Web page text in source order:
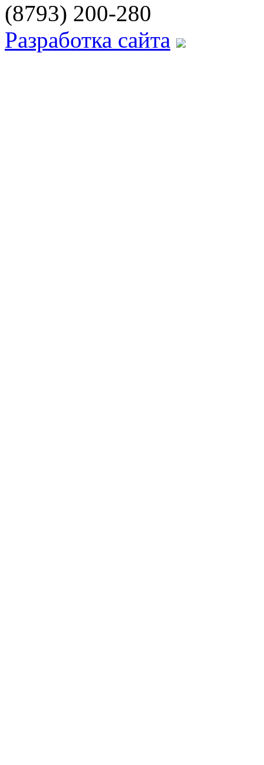
(8793) 200-280
Разработка сайта